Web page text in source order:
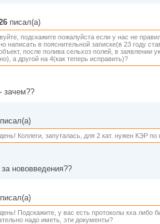
писал(а)
подскажите пожалуйста если у нас не
написать в пояснительной записке(в 23 году
после полива сельхоз полей, в заявлении
а другой на 4(как теперь исправить)?
зачем??
Коллеги, запуталась, для 2 кат. нужен КЭР
нововведения??
писал(а)
Подскажите, у вас есть протоколы кха либо
надо иметь, эти документы?